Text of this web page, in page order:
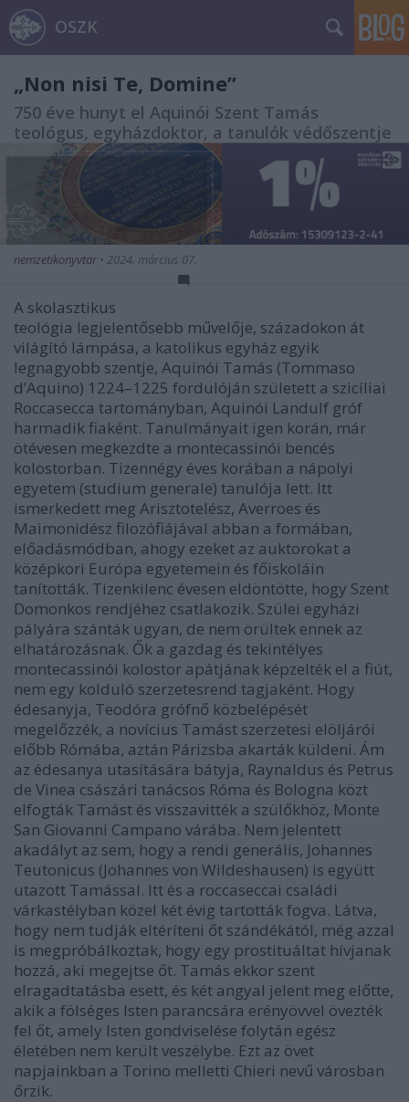
OSZK
„Non nisi Te, Domine”
750 éve hunyt el Aquinói Szent Tamás
teológus, egyházdoktor, a tanulók védőszentje
nemzetikonyvtar • 2024. március 07.
A skolasztikus
teológia legjelentősebb művelője, századokon át
világító lámpása, a katolikus egyház egyik
legnagyobb szentje, Aquinói Tamás (Tommaso
d’Aquino) 1224–1225 fordulóján született a szicíliai
Roccasecca tartományban, Aquinói Landulf gróf
harmadik fiaként. Tanulmányait igen korán, már
ötévesen megkezdte a montecassinói bencés
kolostorban. Tizennégy éves korában a nápolyi
egyetem (studium generale) tanulója lett. Itt
ismerkedett meg Arisztotelész, Averroes és
Maimonidész filozófiájával abban a formában,
előadásmódban, ahogy ezeket az auktorokat a
középkori Európa egyetemein és főiskoláin
tanították. Tizenkilenc évesen eldöntötte, hogy Szent
Domonkos rendjéhez csatlakozik. Szülei egyházi
pályára szánták ugyan, de nem örültek ennek az
elhatározásnak. Ők a gazdag és tekintélyes
montecassinói kolostor apátjának képzelték el a fiút,
nem egy kolduló szerzetesrend tagjaként. Hogy
édesanyja, Teodóra grófnő közbelépését
megelőzzék, a novícius Tamást szerzetesi elöljárói
előbb Rómába, aztán Párizsba akarták küldeni. Ám
az édesanya utasítására bátyja, Raynaldus és Petrus
de Vinea császári tanácsos Róma és Bologna közt
elfogták Tamást és visszavitték a szülőkhöz, Monte
San Giovanni Campano várába. Nem jelentett
akadályt az sem, hogy a rendi generális, Johannes
Teutonicus (Johannes von Wildeshausen) is együtt
utazott Tamással. Itt és a roccaseccai családi
várkastélyban közel két évig tartották fogva. Látva,
hogy nem tudják eltéríteni őt szándékától, még azzal
is megpróbálkoztak, hogy egy prostituáltat hívjanak
hozzá, aki megejtse őt. Tamás ekkor szent
elragadtatásba esett, és két angyal jelent meg előtte,
akik a fölséges Isten parancsára erényövvel övezték
fel őt, amely Isten gondviselése folytán egész
életében nem került veszélybe. Ezt az övet
napjainkban a Torino melletti Chieri nevű városban
őrzik.